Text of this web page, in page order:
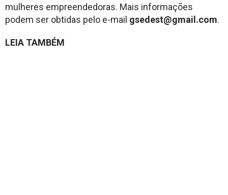
mulheres empreendedoras. Mais informações
podem ser obtidas pelo e-mail gsedest@gmail.com.
LEIA TAMBÉM